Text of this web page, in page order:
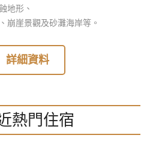
地形、
崩崖景觀及砂灘海岸等。
詳細資料
熱門住宿